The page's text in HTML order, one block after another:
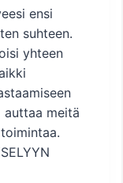
ensi
suhteen.
yhteen
auttaa meitä